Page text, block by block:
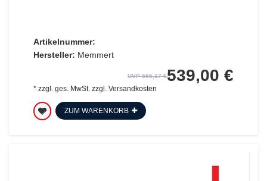
Artikelnummer:
Hersteller: Memmert
UVP 555,17 €539,00 €
* zzgl. ges. MwSt.zzgl. Versandkosten
ZUM WARENKORB